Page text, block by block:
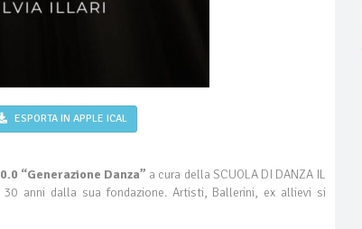
ESPORTA IN APPLE ICAL
“Generazione Danza” a cura della SCUOLA DI DANZA IL
30 anni dalla sua fondazione. Artisti, Ballerini, ex allievi si